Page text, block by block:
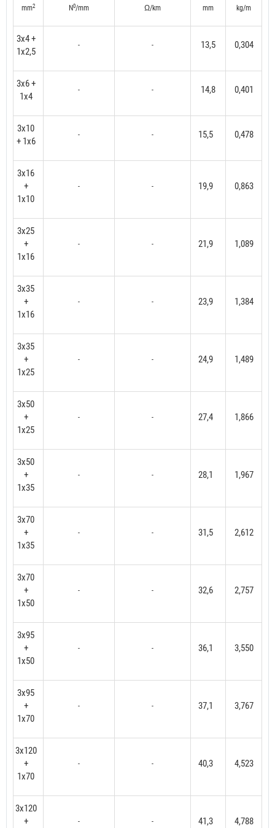
mm2 N0/mm Ω/km mm kg/m
3x4 +
1x2,5
- - 13,5 0,304
3x6 +
1x4
- - 14,8 0,401
3x10
+ 1x6
- - 15,5 0,478
3x16
+
1x10
- - 19,9 0,863
3x25
+
1x16
- - 21,9 1,089
3x35
+
1x16
- - 23,9 1,384
3x35
+
1x25
- - 24,9 1,489
3x50
+
1x25
- - 27,4 1,866
3x50
+
1x35
- - 28,1 1,967
3x70
+
1x35
- - 31,5 2,612
3x70
+
1x50
- - 32,6 2,757
3x95
+
1x50
- - 36,1 3,550
3x95
+
1x70
- - 37,1 3,767
3x120
+
1x70
- - 40,3 4,523
3x120
+
- - 41,3 4,788